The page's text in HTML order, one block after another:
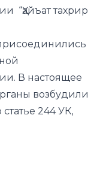
“Ҳайъат тахрир
В настоящее
возбудили
244 УК,